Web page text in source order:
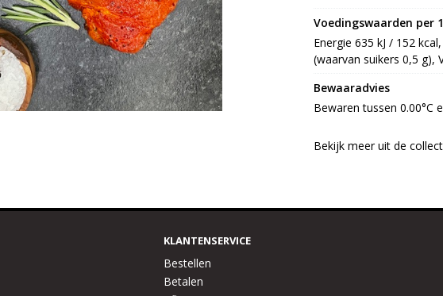
Voedingswaarden per
Energie 635 kJ / 152
(waarvan suikers 0,5 g),
Bewaaradvies
Bewaren tussen 0.00°C
Bekijk meer uit de
KLANTENSERVICE
Bestellen
Betalen